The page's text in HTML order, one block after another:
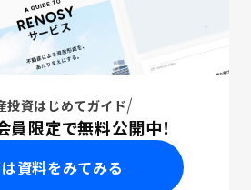
投資はじめてガイド
員限定で無料公開中！
資料をみてみる